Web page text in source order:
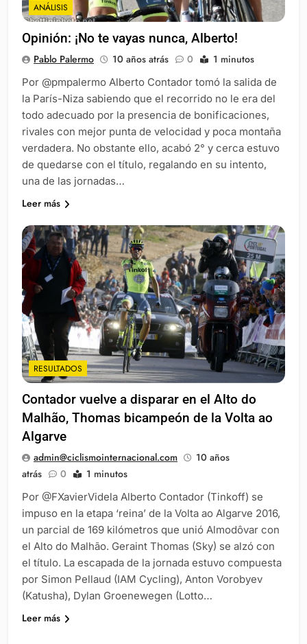
ANÁLISIS
Opinión: ¡No te vayas nunca, Alberto!
Pablo Palermo 10 años atrás 0 1 minutos
Por @pmpalermo Alberto Contador tomó la salida de
la París-Niza sabiendo que el recorrido no le era del
todo adecuado por la presencia de bonificaciones,
rivales con mejor punta de velocidad y poca montaña
verdadera. No obstante ello, acabó 2° y cerca estuvo
de quedarse con el título, regalando en su intento,
una de las jornadas…
Leer más
RESULTADOS
Contador vuelve a disparar en el Alto do
Malhão, Thomas bicampeón de la Volta ao
Algarve
admin@ciclismointernacional.com
10 años
atrás
0 1 minutos
Por @FXavierVidela Alberto Contador (Tinkoff) se
impuso en la etapa ‘reina’ de la Volta ao Algarve 2016,
un parcial de 169 kilómetros que unió Almodôvar con
el Alto do Malhão. Geraint Thomas (Sky) se alzó con
el título. La escapada de la jornada estuvo compuesta
por Simon Pellaud (IAM Cycling), Anton Vorobyev
(Katusha), Dylan Groenewegen (Lotto…
Leer más